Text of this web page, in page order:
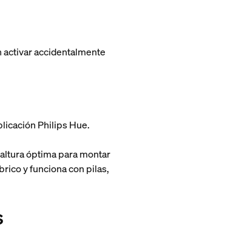
activar accidentalmente
Philips Hue.
óptima para montar
y funciona con pilas,